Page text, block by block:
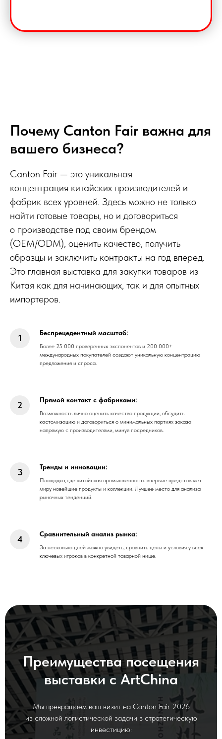
Почему Canton Fair важна для
вашего бизнеса?
Canton Fair — это уникальная
концентрация китайских производителей и
фабрик всех уровней. Здесь можно не только
найти готовые товары, но и договориться
о производстве под своим брендом
(OEM/ODM), оценить качество, получить
образцы и заключить контракты на год вперед.
Это главная выставка для закупки товаров из
Китая как для начинающих, так и для опытных
импортеров.
Беспрецедентный масштаб:
Более 25 000 проверенных экспонентов и 200 000+
международных покупателей создают уникальную концентрацию
предложения и спроса.
Прямой контакт с фабриками:
Возможность лично оценить качество продукции, обсудить
кастомизацию и договориться о минимальных партиях заказа
напрямую с производителями, минуя посредников.
Тренды и инновации:
Площадка, где китайская промышленность впервые представляет
миру новейшие продукты и коллекции. Лучшее место для анализа
рыночных тенденций.
Сравнительный анализ рынка:
За несколько дней можно увидеть, сравнить цены и условия у всех
ключевых игроков в конкретной товарной нише.
Преимущества посещения
выставки с ArtChina
Мы превращаем ваш визит на Canton Fair 2026
из сложной логистической задачи в стратегическую
инвестицию: